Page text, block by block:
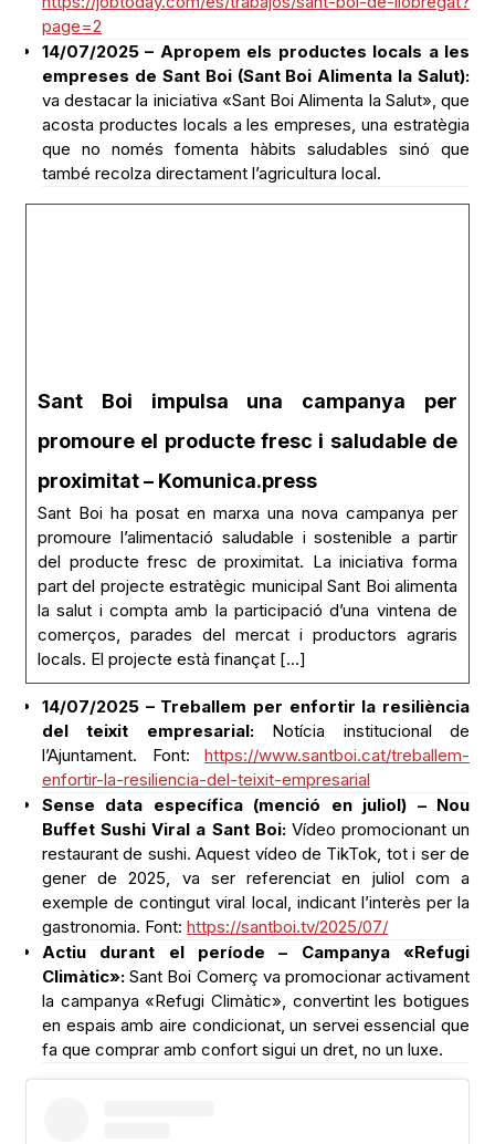
page=2
14/07/2025 – Apropem els productes locals a les
empreses de Sant Boi (Sant Boi Alimenta la Salut):
va destacar la iniciativa «Sant Boi Alimenta la Salut», que
acosta productes locals a les empreses, una estratègia
que no només fomenta hàbits saludables sinó que
també recolza directament l’agricultura local.
Sant Boi impulsa una campanya per
promoure el producte fresc i saludable de
proximitat – Komunica.press
Sant Boi ha posat en marxa una nova campanya per
promoure l’alimentació saludable i sostenible a partir
del producte fresc de proximitat. La iniciativa forma
part del projecte estratègic municipal Sant Boi alimenta
la salut i compta amb la participació d’una vintena de
comerços, parades del mercat i productors agraris
locals. El projecte està finançat […]
14/07/2025 – Treballem per enfortir la resiliència
del teixit empresarial:Notícia institucional de
l’Ajuntament. Font: https://www.santboi.cat/treballem-
enfortir-la-resiliencia-del-teixit-empresarial
Sense data específica (menció en juliol) – Nou
Buffet Sushi Viral a Sant Boi:Vídeo promocionant un
restaurant de sushi. Aquest vídeo de TikTok, tot i ser de
gener de 2025, va ser referenciat en juliol com a
exemple de contingut viral local, indicant l’interès per la
gastronomia. Font: https://santboi.tv/2025/07/
Actiu durant el període – Campanya «Refugi
Climàtic»: Sant Boi Comerç va promocionar activament
la campanya «Refugi Climàtic», convertint les botigues
en espais amb aire condicionat, un servei essencial que
fa que comprar amb confort sigui un dret, no un luxe.